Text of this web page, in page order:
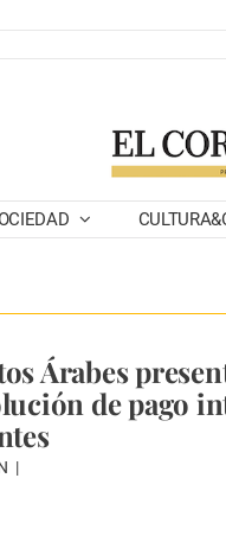
Árabes
de pago